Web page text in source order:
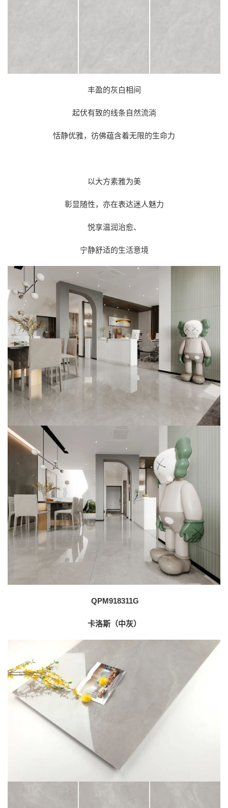
丰盈的灰白相间
起伏有致的线条自然流淌
恬静优雅，彷佛蕴含着无限的生命力
以大方素雅为美
彰显随性，亦在表达迷人魅力
悦享温润治愈、
宁静舒适的生活意境
QPM918311G
卡洛斯（中灰）